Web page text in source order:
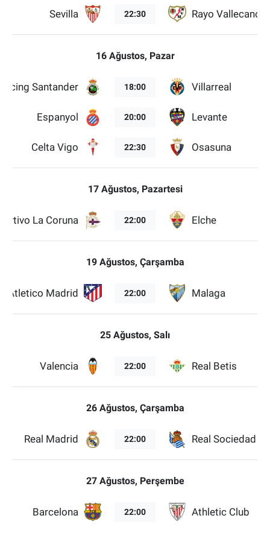
Sevilla 22:30 Rayo Vallecano
16 Ağustos, Pazar
Santander 18:00 Villarreal
Espanyol 20:00 Levante
Celta Vigo 22:30 Osasuna
17 Ağustos, Pazartesi
La Coruna 22:00 Elche
19 Ağustos, Çarşamba
Atletico Madrid 22:00 Malaga
25 Ağustos, Salı
Valencia 22:00 Real Betis
26 Ağustos, Çarşamba
Real Madrid 22:00 Real Sociedad
27 Ağustos, Perşembe
Barcelona 22:00 Athletic Club